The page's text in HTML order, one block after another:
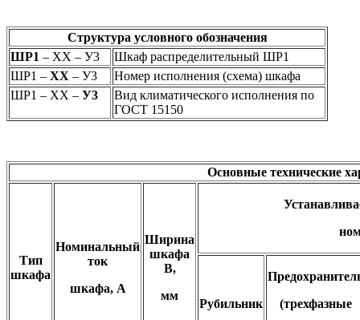
Структура условного обозначения
ШР1 – ХХ – У3
Шкаф распределительный ШР1
ШР1 – ХХ – У3
Номер исполнения (схема) шкафа
ШР1 – ХХ – У3
Вид климатического исполнения по
ГОСТ 15150
Основные технические
Тип
шкафа
Номинальный
ток
шкафа, А
Ширина
шкафа
В,
мм
Рубильник
(трехфазные